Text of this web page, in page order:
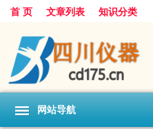
首 页 文章列表 知识分类
网站导航